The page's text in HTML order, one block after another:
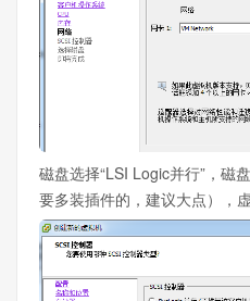
磁盘选择“LSI Logic并行”，磁
要多装插件的，建议大点），